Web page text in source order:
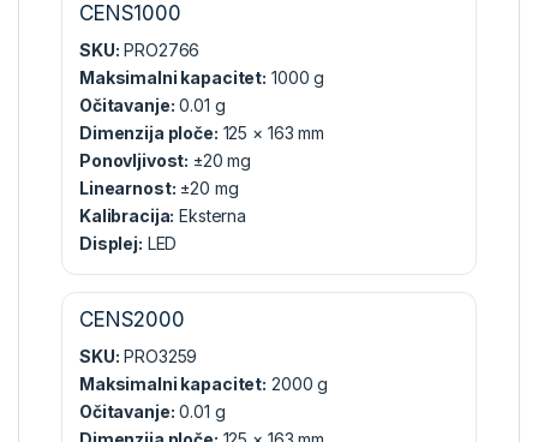
CENS1000
SKU: PRO2766
Maksimalni kapacitet: 1000 g
Očitavanje: 0.01 g
Dimenzija ploče: 125 × 163 mm
Ponovljivost: ±20 mg
Linearnost: ±20 mg
Kalibracija: Eksterna
Displej: LED
CENS2000
SKU: PRO3259
Maksimalni kapacitet: 2000 g
Očitavanje: 0.01 g